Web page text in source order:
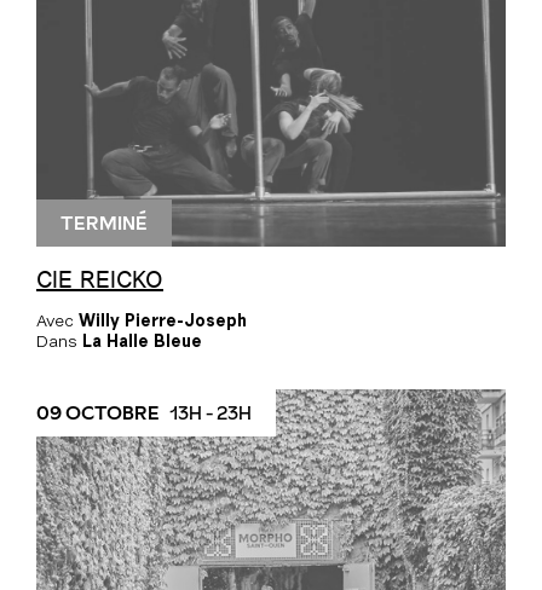
TERMINÉ
CIE REICKO
Avec Willy Pierre-Joseph
Dans La Halle Bleue
09 OCTOBRE 13H - 23H